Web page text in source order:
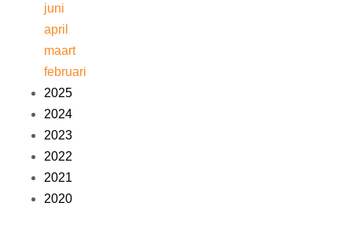
juni
april
maart
februari
2025
2024
2023
2022
2021
2020